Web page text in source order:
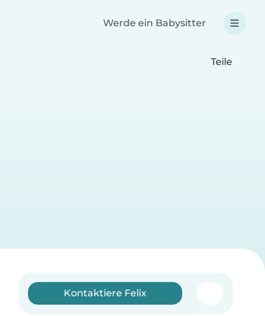
Werde ein Babysitter
Teile
Kontaktiere Felix